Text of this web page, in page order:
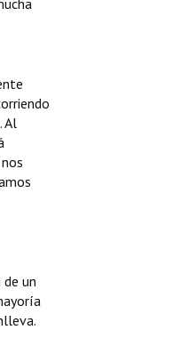
Al
un